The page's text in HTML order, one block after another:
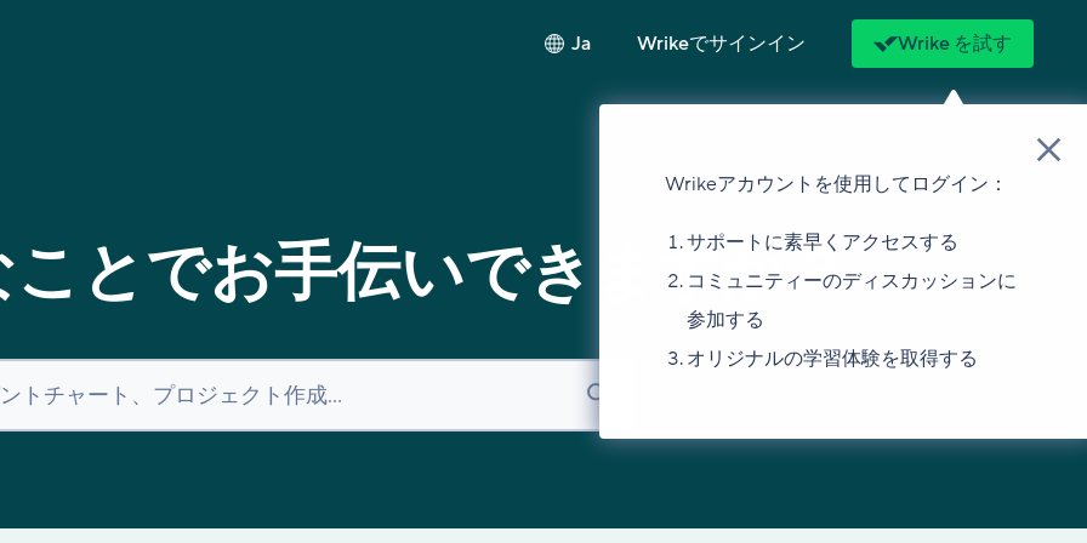
Ja Wrikeでサインイン Wrike を試す
Wrikeアカウントを使用してログイン：
サポートに素早くアクセスする
コミュニティーのディスカッションに
参加する
オリジナルの学習体験を取得する
とでお手伝いできますか？